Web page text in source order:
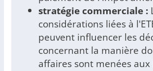
stratégie commerciale :
considérations liées à
peuvent influencer les
concernant la manière
affaires sont menées aux